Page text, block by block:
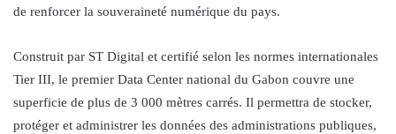
de renforcer la souveraineté numérique du pays.
Construit par ST Digital et certifié selon les normes internationales
Tier III, le premier Data Center national du Gabon couvre une
superficie de plus de 3 000 mètres carrés. Il permettra de stocker,
protéger et administrer les données des administrations publiques,